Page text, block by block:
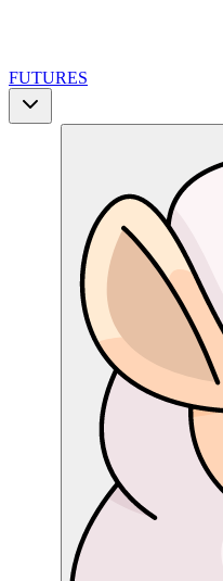
FUTURES